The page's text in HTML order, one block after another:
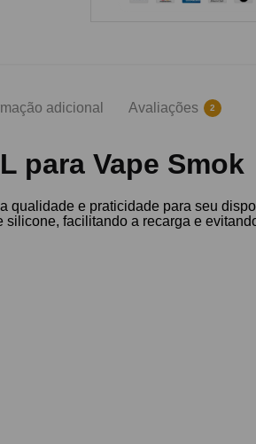
adicional Avaliações 2
para Vape Smok
e praticidade para seu
facilitando a recarga e